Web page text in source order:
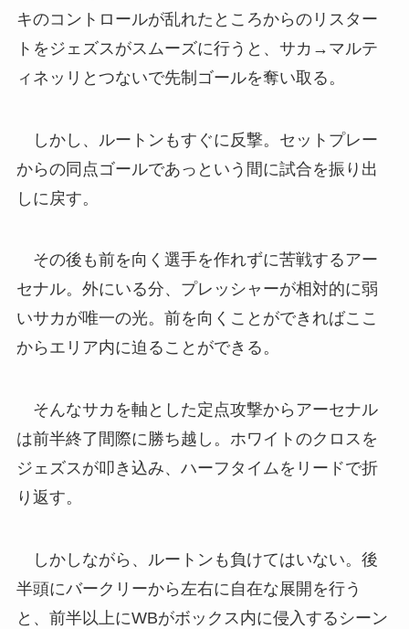
キのコントロールが乱れたところからのリスター
トをジェズスがスムーズに行うと、サカ→マルテ
ィネッリとつないで先制ゴールを奪い取る。
しかし、ルートンもすぐに反撃。セットプレー
からの同点ゴールであっという間に試合を振り出
しに戻す。
その後も前を向く選手を作れずに苦戦するアー
セナル。外にいる分、プレッシャーが相対的に弱
いサカが唯一の光。前を向くことができればここ
からエリア内に迫ることができる。
そんなサカを軸とした定点攻撃からアーセナル
は前半終了間際に勝ち越し。ホワイトのクロスを
ジェズスが叩き込み、ハーフタイムをリードで折
り返す。
しかしながら、ルートンも負けてはいない。後
半頭にバークリーから左右に自在な展開を行う
と、前半以上にWBがボックス内に侵入するシーン